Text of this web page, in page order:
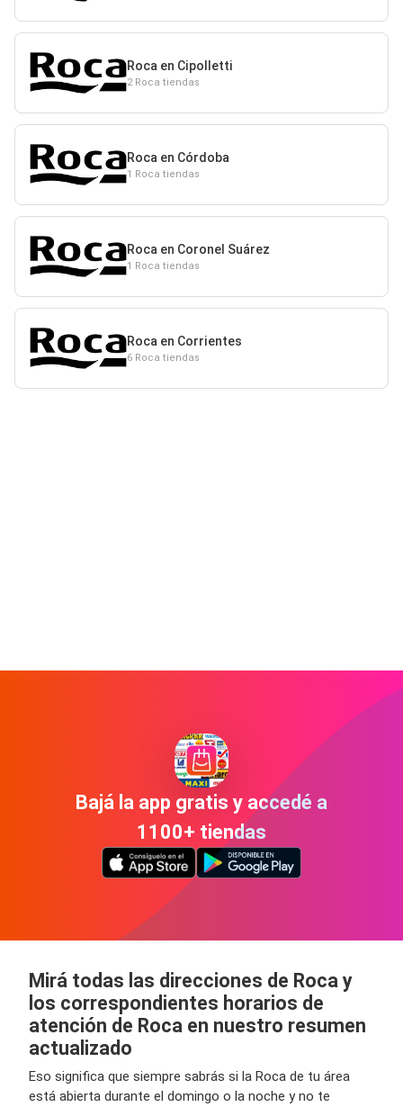
Roca en Cipolletti
2 Roca tiendas
Roca en Córdoba
1 Roca tiendas
Roca en Coronel Suárez
1 Roca tiendas
Roca en Corrientes
6 Roca tiendas
Bajá la app gratis y accedé a
1100+ tiendas
Mirá todas las direcciones de Roca y
los correspondientes horarios de
atención de Roca en nuestro resumen
actualizado
Eso significa que siempre sabrás si la Roca de tu área
está abierta durante el domingo o la noche y no te